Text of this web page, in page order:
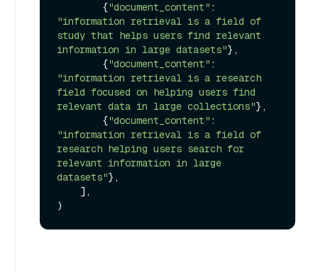
        {
"document_content"
"information retrieval is a field of
study that helps users find relevant
information in large datasets"},
        {
"document_content"
"information retrieval is a research
field focused on helping users find
relevant data in large collections"},
        {
"document_content"
"information retrieval is a field of
research helping users search for
relevant information in large
datasets"},